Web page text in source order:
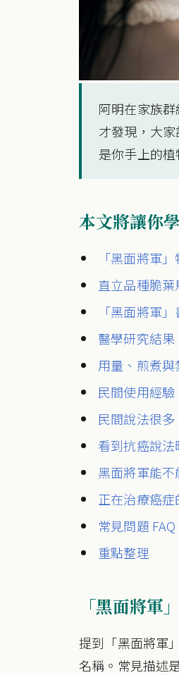
阿明在家族
才發現，大
是你手上的
本文將讓你
「黑面將軍
直立品種脆
「黑面將軍
醫學研究結
用量、煎煮
民間使用經
民間說法很
看到抗癌說
黑面將軍能
正在治療癌
常見問題 FAQ
重點整理
「黑面將軍
提到「黑面將軍
名稱。常見描述